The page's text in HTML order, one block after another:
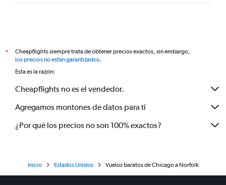
*
Cheapflights siempre trata de obtener precios exactos, sin embargo,
los precios no están garantizados.
Esta es la razón:
Cheapflights no es el vendedor.
Agregamos montones de datos para ti
¿Por qué los precios no son 100% exactos?
Inicio Estados Unidos Vuelos baratos de Chicago a Norfolk